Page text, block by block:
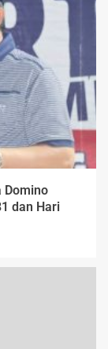
Domino
dan Hari